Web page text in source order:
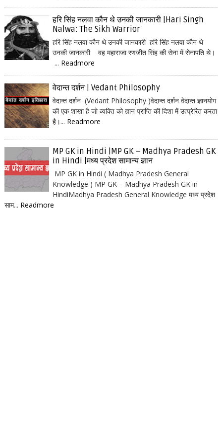
हरि सिंह नलवा कौन थे उनकी जानकारी |Hari Singh
Nalwa: The Sikh Warrior
हरि सिंह नलवा कौन थे उनकी जानकारी हरि सिंह नलवा कौन थे
उनकी जानकारी वह महाराजा रणजीत सिंह की सेना में सेनापति थे।
... Readmore
वेदान्त दर्शन | Vedant Philosophy
वेदान्त दर्शन (Vedant Philosophy )वेदान्त दर्शन वेदान्त ज्ञानयोग
की एक शाखा है जो व्यक्ति को ज्ञान प्राप्ति की दिशा में उत्प्रेरित करता
है।... Readmore
MP GK in Hindi |MP GK – Madhya Pradesh GK
in Hindi |मध्य प्रदेश सामान्य ज्ञान
MP GK in Hindi ( Madhya Pradesh General
Knowledge ) MP GK – Madhya Pradesh GK in
HindiMadhya Pradesh General Knowledge मध्य प्रदेश
साम... Readmore